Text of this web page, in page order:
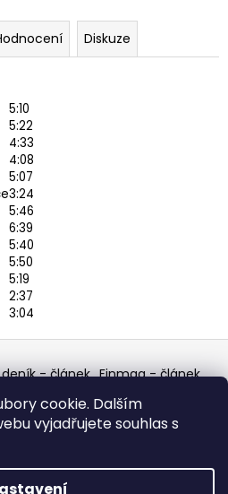
cookie. Dalším
vyjadřujete souhlas s
Diskuze
5:10
5:22
4:33
4:08
5:07
3:24
5:46
6:39
5:40
5:50
5:19
2:37
3:04
- článek Finmag - článek
výběr z hroznů
mincí Aukro
Shoptet